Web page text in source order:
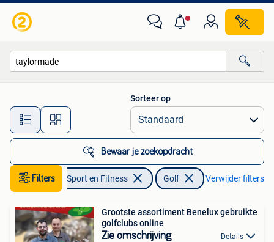
Alle afstanden…
Sorteer op
Bewaar je zoekopdracht
Filters Sport en Fitness Golf Verwijder filters
Grootste assortiment Benelux gebruikte
golfclubs online
Zie omschrijving Details